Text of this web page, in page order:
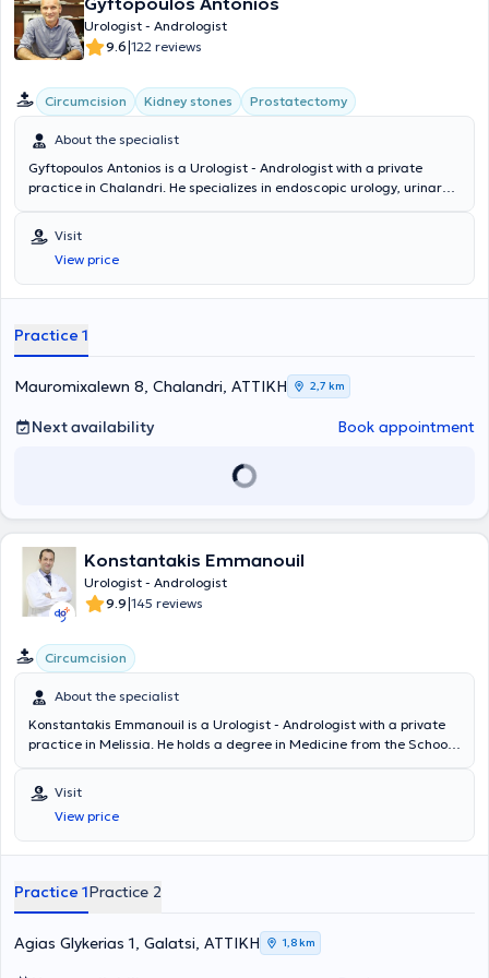
Urologist - Andrologist
9.6|122 reviews
Circumcision Kidney stones Prostatectomy
About the specialist
Gyftopoulos Antonios is a Urologist - Andrologist with a private
practice in Chalandri. He specializes in endoscopic urology, urinary
services such as prostate examination, cystoscopy, ultrasound of
the kidneys, testicles, and bladder, as well as fertility assessment.
Visit
View price
Practice 1
Mauromixalewn 8, Chalandri, ΑΤΤΙΚΗ 2,7 km
Next availability Book appointment
Konstantakis Emmanouil
Urologist - Andrologist
9.9|145 reviews
Circumcision
About the specialist
Konstantakis Emmanouil is a Urologist - Andrologist with a private
practice in Melissia. He holds a degree in Medicine from the School
completed his rural medical service in Erythres and subsequently
chose to specialize in Urology at the General Hospital of Nea Ionia
"Konstantopouleio" - Patision Agia Olga. He then received training in
urinary system ultrasonography at the Athens Anti-Cancer -
numerous seminars on urology, aiming at continuous professional
Visit
View price
Practice 1Practice 2
Agias Glykerias 1, Galatsi, ΑΤΤΙΚΗ 1,8 km